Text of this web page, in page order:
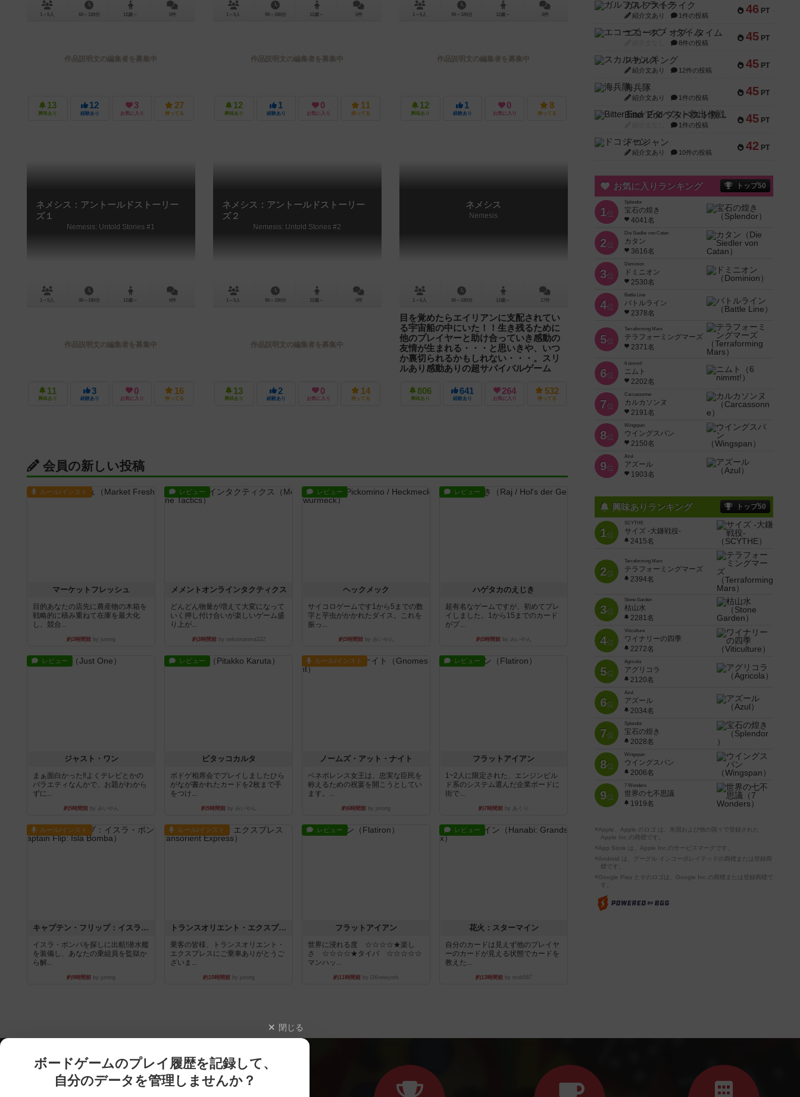
1～5人 60～120分 12歳～ 0件
作品説明文の編集者を募集中
13
興味あり
12
経験あり
3
お気に入り
27
持ってる
1～5人 90～180分 12歳～ 0件
作品説明文の編集者を募集中
12
興味あり
1
経験あり
0
お気に入り
11
持ってる
1～5人 90～180分 12歳～ 0件
作品説明文の編集者を募集中
12
興味あり
1
経験あり
0
お気に入り
8
持ってる
ネメシス：アントールドストーリー
ズ１
Nemesis: Untold Stories #1
1～5人 90～180分 12歳～ 0件
作品説明文の編集者を募集中
11
興味あり
3
経験あり
0
お気に入り
16
持ってる
ネメシス：アントールドストーリー
ズ２
Nemesis: Untold Stories #2
1～5人 90～180分 12歳～ 0件
作品説明文の編集者を募集中
13
興味あり
2
経験あり
0
お気に入り
14
持ってる
ネメシス
Nemesis
1～5人 90～180分 12歳～ 17件
目を覚めたらエイリアンに支配されてい
る宇宙船の中にいた！！生き残るために
他のプレイヤーと助け合っていき感動の
友情が生まれる・・・と思いきや、いつ
か裏切られるかもしれない・・・。スリ
ルあり感動ありの超サバイバルゲーム
船 「ネメシス」の中にいた。 同じ部屋には他のプレ
イヤーと 宇宙飛行士らしきの死体が 見つかり、この
806
興味あり
641
経験あり
264
お気に入り
532
持ってる
会員の新しい投稿
ルール/インスト
マーケットフレッシュ
目的あなたの店先に農産物の木箱を
戦略的に積み重ねて在庫を最大化
し、競合...
約3時間前 by jurong
レビュー
メメントオンラインタクティクス
どんどん物量が増えて大変になって
いく押し付け合いが楽しいゲーム盛
り上が...
約3時間前by nekomanma222
レビュー
ヘックメック
サイコロゲームです1から5までの数
字と芋虫がかかれたダイス。これを
振っ...
約5時間前by みいやん
レビュー
ハゲタカのえじき
超有名なゲームですが、初めてプレ
イしました。1から15までのカード
がプ...
約5時間前by みいやん
レビュー
ジャスト・ワン
まぁ面白かった‼️よくテレビとかの
バラエティなんかで、お題がわから
ずに...
約5時間前by みいやん
レビュー
ピタッコカルタ
ボドゲ相席会でプレイしましたひら
がなが書かれたカードを2枚まで手
をつけ...
約5時間前by みいやん
ルール/インスト
ノームズ・アット・ナイト
ベネボレンス女王は、忠実な臣民を
称えるための祝宴を開こうとしてい
ます。...
約6時間前 by jurong
レビュー
フラットアイアン
1~2人に限定された、エンジンビル
ド系のシステム選んだ企業ボードに
街で...
約7時間前 by あくり
ルール/インスト
キャプテン・フリップ：イスラ・ボンバ
イスラ・ボンバを探しに出航!潜水艦
を装備し、あなたの乗組員を監獄か
ら解...
約9時間前 by jurong
ルール/インスト
トランスオリエント・エクスプレス
乗客の皆様、トランスオリエント・
エクスプレスにご乗車ありがとうご
ざいま...
約10時間前by jurong
レビュー
フラットアイアン
世界に浸れる度 ☆☆☆☆★楽し
さ ☆☆☆☆★タイパ ☆☆☆☆☆
マンハッ...
約11時間前 by DKnewyork
レビュー
花火：スターマイン
自分のカードは見えず他のプレイヤ
ーのカードが見える状態でカードを
教えた...
約13時間前by mob567
46 PT
ガルフストライク
紹介文あり 1件の投稿
45 PT
エコーズ・オブ・タイム
8件の投稿
45 PT
スカルキング
紹介文あり 12件の投稿
45 PT
海兵隊
紹介文あり 1件の投稿
45 PT
Bitter End ブタペスト救出作戦
1件の投稿
42 PT
ドコジャン
紹介文あり 10件の投稿
お気に入りランキング トップ50
1位
Splendor
宝石の煌き
4041名
2位
Die Siedler von Catan
カタン
3616名
3位
Dominion
ドミニオン
2530名
4位
Battle Line
バトルライン
2378名
5位
Terraforming Mars
テラフォーミングマーズ
2371名
6位
6 nimmt!
ニムト
2202名
7位
Carcassonne
カルカソンヌ
2191名
8位
Wingspan
ウイングスパン
2150名
9位
Azul
アズール
1903名
興味ありランキング トップ50
1位
SCYTHE
サイズ -大鎌戦役-
2415名
2位
Terraforming Mars
テラフォーミングマーズ
2394名
3位
Stone Garden
枯山水
2281名
4位
Viticulture
ワイナリーの四季
2272名
5位
Agricola
アグリコラ
2120名
6位
Azul
アズール
2034名
7位
Splendor
宝石の煌き
2028名
8位
Wingspan
ウイングスパン
2006名
9位
7 Wonders
世界の七不思議
1919名
※Apple、Apple のロゴ は、米国および他の国々で登録された
Apple Inc.の商標です。
※App Store は、Apple Inc.のサービスマークです。
※Android は、グーグル インコーポレイテッドの商標または登録商
標です。
※Google Play とそのロゴは、Google Inc.の商標または登録商標で
す。
閉じる
ボードゲームのプレイ履歴を記録して、
自分のデータを管理しませんか？